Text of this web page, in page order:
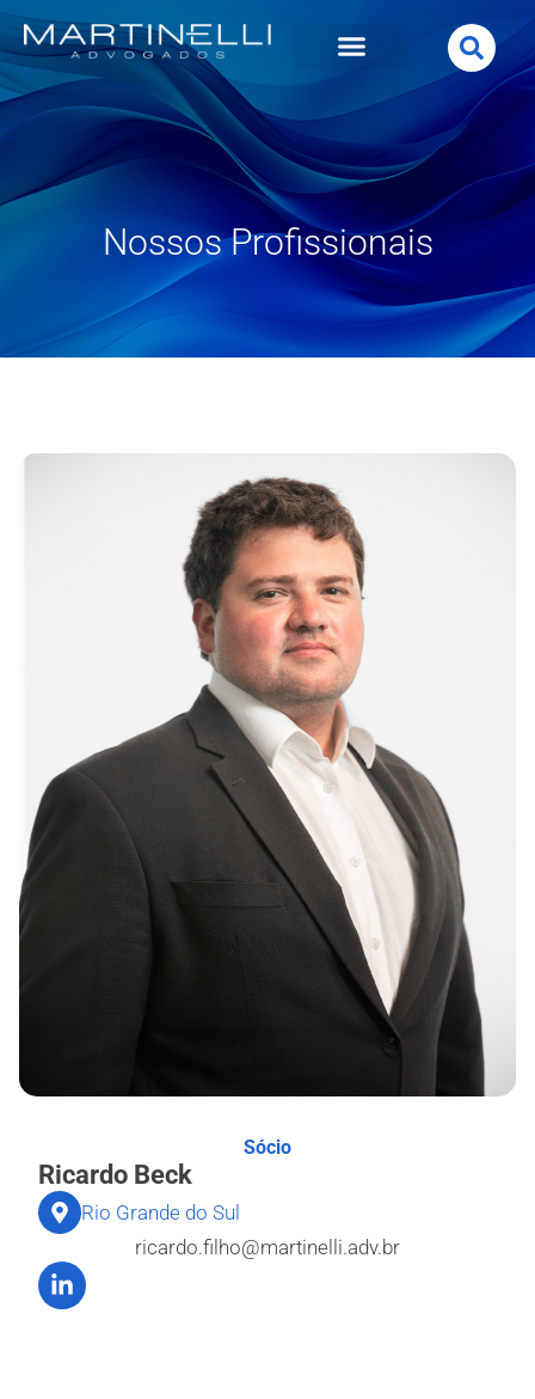
Nossos Profissionais
Sócio
Ricardo Beck
Rio Grande do Sul
ricardo.filho@martinelli.adv.br